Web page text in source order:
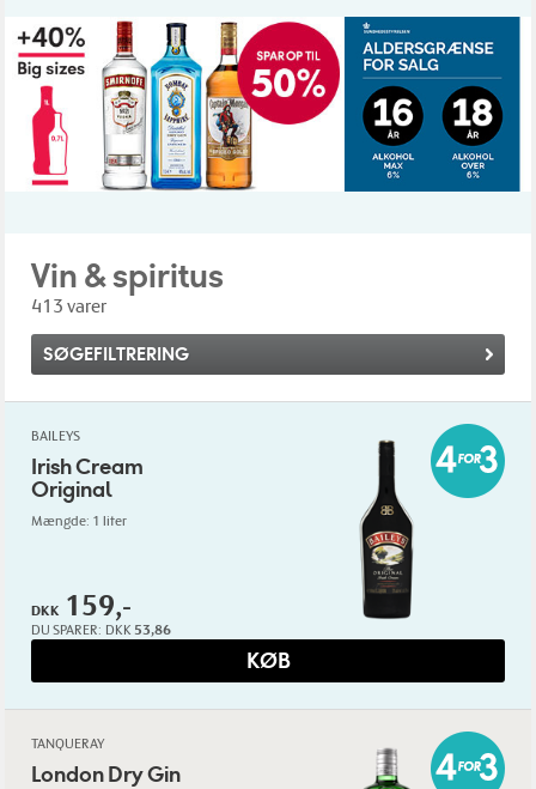
Vin & spiritus
413 varer
SØGEFILTRERING
BAILEYS
Irish Cream
Original
Mængde: 1 liter
DKK 159,-
DU SPARER: DKK 53,86
KØB
TANQUERAY
London Dry Gin